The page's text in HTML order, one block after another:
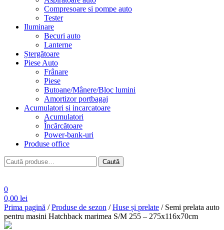
Compresoare si pompe auto
Tester
Iluminare
Becuri auto
Lanterne
Ștergătoare
Piese Auto
Frânare
Piese
Butoane/Mânere/Bloc lumini
Amortizor portbagaj
Acumulatori si incarcatoare
Acumulatori
Încărcătoare
Power-bank-uri
Produse office
Caută
după:
Caută
0
0,00 lei
Prima pagină /Produse de sezon /Huse și prelate / Semi prelata auto
pentru masini Hatchback marimea S/M 255 – 275x116x70cm